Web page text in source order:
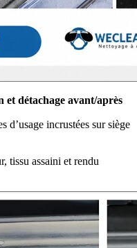
détachage avant/après
d’usage incrustées sur siège
tissu assaini et rendu